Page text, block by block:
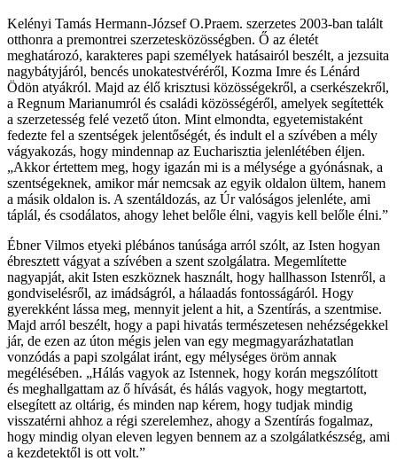
Kelényi Tamás Hermann-József O.Praem. szerzetes 2003-ban talált
otthonra a premontrei szerzetesközösségben. Ő az életét
meghatározó, karakteres papi személyek hatásairól beszélt, a jezsuita
nagybátyjáról, bencés unokatestvéréről, Kozma Imre és Lénárd
Ödön atyákról. Majd az élő krisztusi közösségekről, a cserkészekről,
a Regnum Marianumról és családi közösségéről, amelyek segítették
a szerzetesség felé vezető úton. Mint elmondta, egyetemistaként
fedezte fel a szentségek jelentőségét, és indult el a szívében a mély
vágyakozás, hogy mindennap az Eucharisztia jelenlétében éljen.
„Akkor értettem meg, hogy igazán mi is a mélysége a gyónásnak, a
szentségeknek, amikor már nemcsak az egyik oldalon ültem, hanem
a másik oldalon is. A szentáldozás, az Úr valóságos jelenléte, ami
táplál, és csodálatos, ahogy lehet belőle élni, vagyis kell belőle élni.”
Ébner Vilmos etyeki plébános tanúsága arról szólt, az Isten hogyan
ébresztett vágyat a szívében a szent szolgálatra. Megemlítette
nagyapját, akit Isten eszköznek használt, hogy hallhasson Istenről, a
gondviselésről, az imádságról, a hálaadás fontosságáról. Hogy
gyerekként lássa meg, mennyit jelent a hit, a Szentírás, a szentmise.
Majd arról beszélt, hogy a papi hivatás természetesen nehézségekkel
jár, de ezen az úton mégis jelen van egy megmagyarázhatatlan
vonzódás a papi szolgálat iránt, egy mélységes öröm annak
megélésében. „Hálás vagyok az Istennek, hogy korán megszólított
és meghallgattam az ő hívását, és hálás vagyok, hogy megtartott,
elsegített az oltárig, és minden nap kérem, hogy tudjak mindig
visszatérni ahhoz a régi szerelemhez, ahogy a Szentírás fogalmaz,
hogy mindig olyan eleven legyen bennem az a szolgálatkészség, ami
a kezdetektől is ott volt.”